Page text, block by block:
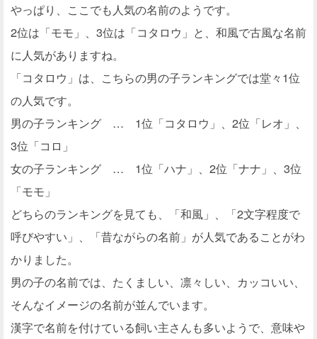
やっぱり、ここでも人気の名前のようです。
2位は「モモ」、3位は「コタロウ」と、和風で古風な名前
に人気がありますね。
「コタロウ」は、こちらの男の子ランキングでは堂々1位
の人気です。
男の子ランキング … 1位「コタロウ」、2位「レオ」、
3位「コロ」
女の子ランキング … 1位「ハナ」、2位「ナナ」、3位
「モモ」
どちらのランキングを見ても、「和風」、「2文字程度で
呼びやすい」、「昔ながらの名前」が人気であることがわ
かりました。
男の子の名前では、たくましい、凛々しい、カッコいい、
そんなイメージの名前が並んでいます。
漢字で名前を付けている飼い主さんも多いようで、意味や